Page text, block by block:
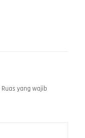
Ruas yang wajib